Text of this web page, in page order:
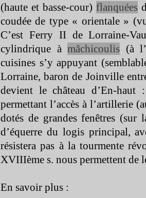
(haute et basse-cour) flanquées
coudée de type « orientale »
C’est Ferry II de Lorraine-
cylindrique àmâchicoulis (à
cuisines s’y appuyant
Lorraine, baron de Joinville
devient le château d’En-haut
permettant l’accès à l’artillerie
dotés de grandes fenêtres
d’équerre du logis principal,
résistera pas à la tourmente
XVIIIème s. nous permettent
En savoir plus :